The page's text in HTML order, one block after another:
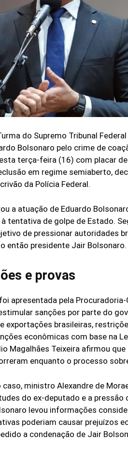
do Supremo Tribunal
Bolsonaro pelo crime de
terça-feira (16) com placar
em regime semiaberto,
da Polícia Federal.
a atuação de Eduardo
tentativa de golpe de Estado.
de pressionar autoridades
então presidente Jair
e provas
apresentada pela
sanções por parte do
exportações brasileiras,
econômicas com base na
Magalhães Teixeira afirmou
enquanto o processo
caso, ministro Alexandre de
do ex-deputado e a
levou informações
poderiam causar prejuízos
a condenação de Jair